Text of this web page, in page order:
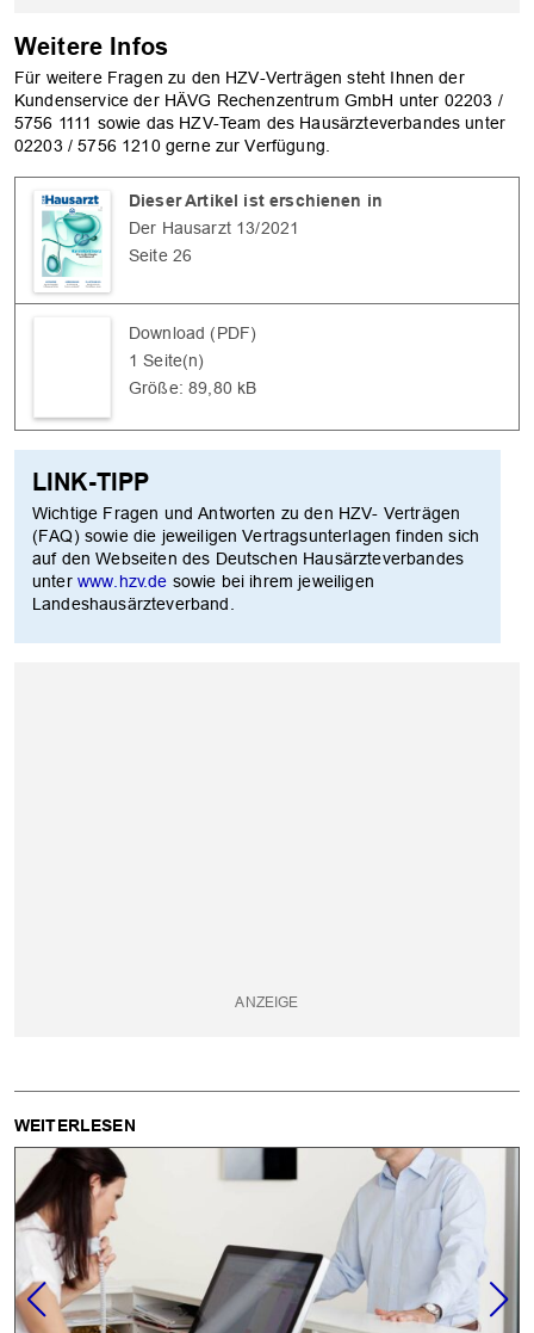
Weitere Infos
Für weitere Fragen zu den HZV-Verträgen steht Ihnen der
Kundenservice der HÄVG Rechenzentrum GmbH unter 02203 /
5756 1111 sowie das HZV-Team des Hausärzteverbandes unter
02203 / 5756 1210 gerne zur Verfügung.
Dieser Artikel ist erschienen in
Der Hausarzt 13/2021
Seite 26
Download (PDF)
1 Seite(n)
Größe: 89,80 kB
LINK-TIPP
Wichtige Fragen und Antworten zu den HZV- Verträgen
(FAQ) sowie die jeweiligen Vertragsunterlagen finden sich
auf den Webseiten des Deutschen Hausärzteverbandes
unter www.hzv.de sowie bei ihrem jeweiligen
Landeshausärzteverband.
WEITERLESEN